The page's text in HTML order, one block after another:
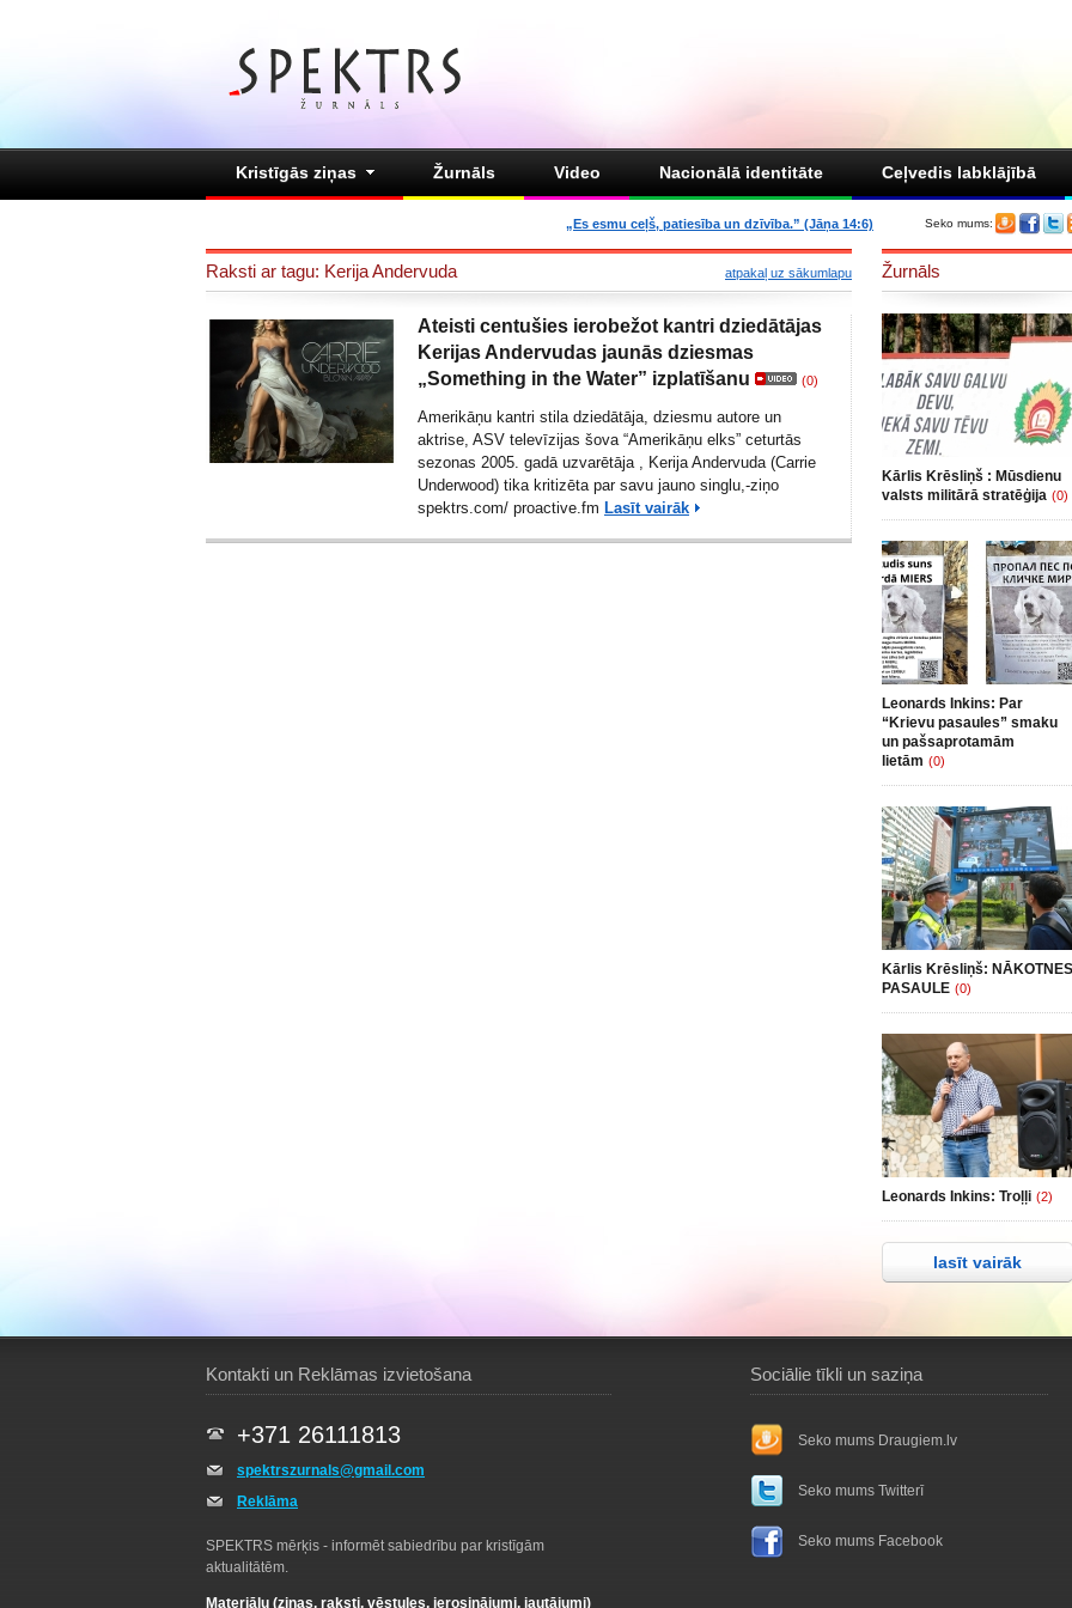
Kristīgās ziņas Žurnāls Video Nacionālā identitāte Ceļvedis labklājībā
Seko mums:
„Es esmu ceļš, patiesība un dzīvība.” (Jāņa 14:6)
Raksti ar tagu: Kerija Andervuda atpakaļ uz sākumlapu
Ateisti centušies ierobežot kantri dziedātājas
Kerijas Andervudas jaunās dziesmas
„Something in the Water” izplatīšanu
(0)
Amerikāņu kantri stila dziedātāja, dziesmu autore un
aktrise, ASV televīzijas šova “Amerikāņu elks” ceturtās
sezonas 2005. gadā uzvarētāja , Kerija Andervuda (Carrie
Underwood) tika kritizēta par savu jauno singlu,-ziņo
spektrs.com/ proactive.fm Lasīt vairāk
Žurnāls
Kārlis Krēsliņš : Mūsdienu
valsts militārā stratēģija (0)
Leonards Inkins: Par
“Krievu pasaules” smaku
un pašsaprotamām
lietām (0)
Kārlis Krēsliņš: NĀKOTNES
PASAULE (0)
Leonards Inkins: Troļļi (2)
lasīt vairāk
Kontakti un Reklāmas izvietošana
+371 26111813
spektrszurnals@gmail.com
Reklāma
SPEKTRS mērķis - informēt sabiedrību par kristīgām
aktualitātēm.
Materiālu (ziņas, raksti, vēstules, ierosinājumi, jautājumi)
Sociālie tīkli un saziņa
Seko mums Draugiem.lv
Seko mums Twitterī
Seko mums Facebook